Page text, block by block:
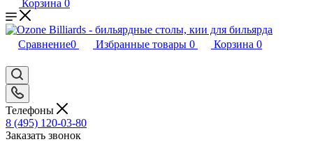
Корзина 0
Сравнение0 Избранные товары 0 Корзина 0
Телефоны
8 (495) 120-03-80
Заказать звонок